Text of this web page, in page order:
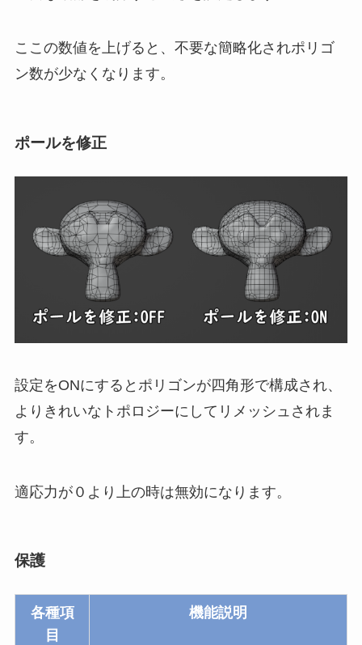
ここの数値を上げると、不要な簡略化されポリゴ
ン数が少なくなります。
ポールを修正
設定をONにするとポリゴンが四角形で構成され、
よりきれいなトポロジーにしてリメッシュされま
す。
適応力が０より上の時は無効になります。
保護
各種項
目
機能説明